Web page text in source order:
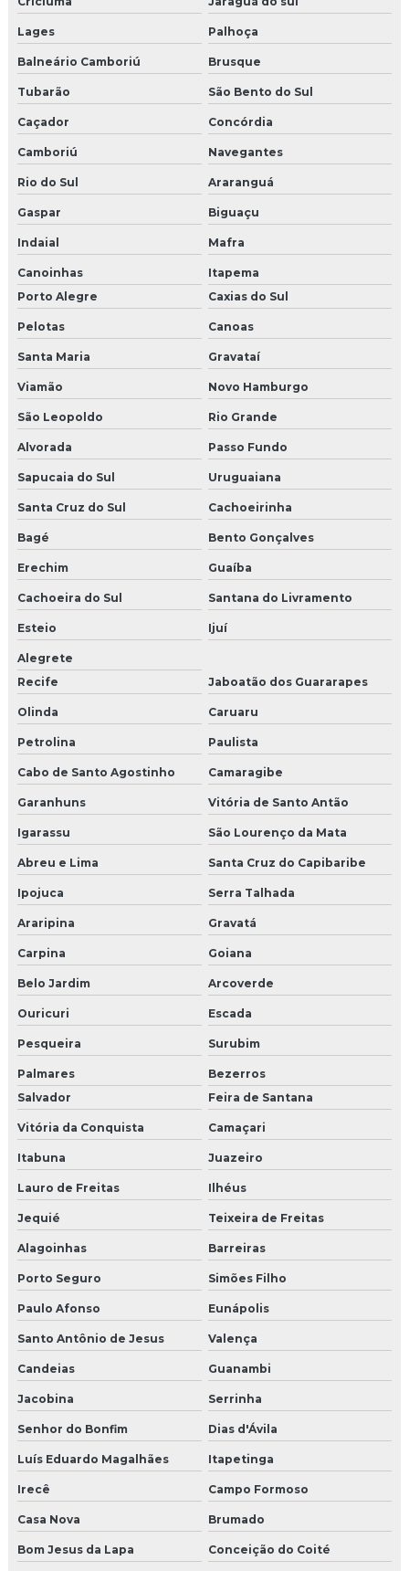
Lages Palhoça
Balneário Camboriú Brusque
Tubarão São Bento do Sul
Caçador Concórdia
Camboriú Navegantes
Rio do Sul Araranguá
Gaspar Biguaçu
Indaial Mafra
Canoinhas
Itapema
Porto Alegre
Caxias do Sul
Pelotas Canoas
Santa Maria Gravataí
Viamão Novo Hamburgo
São Leopoldo Rio Grande
Alvorada Passo Fundo
Sapucaia do Sul Uruguaiana
Santa Cruz do Sul Cachoeirinha
Bagé Bento Gonçalves
Erechim Guaíba
Cachoeira do Sul Santana do Livramento
Esteio Ijuí
Alegrete
Recife
Jaboatão dos Guararapes
Olinda Caruaru
Petrolina Paulista
Cabo de Santo Agostinho Camaragibe
Garanhuns Vitória de Santo Antão
Igarassu São Lourenço da Mata
Abreu e Lima Santa Cruz do Capibaribe
Ipojuca Serra Talhada
Araripina Gravatá
Carpina Goiana
Belo Jardim Arcoverde
Ouricuri Escada
Pesqueira Surubim
Palmares
Bezerros
Salvador
Feira de Santana
Vitória da Conquista Camaçari
Itabuna Juazeiro
Lauro de Freitas Ilhéus
Jequié Teixeira de Freitas
Alagoinhas Barreiras
Porto Seguro Simões Filho
Paulo Afonso Eunápolis
Santo Antônio de Jesus Valença
Candeias Guanambi
Jacobina Serrinha
Senhor do Bonfim Dias d'Ávila
Luís Eduardo Magalhães Itapetinga
Irecê Campo Formoso
Casa Nova Brumado
Bom Jesus da Lapa Conceição do Coité